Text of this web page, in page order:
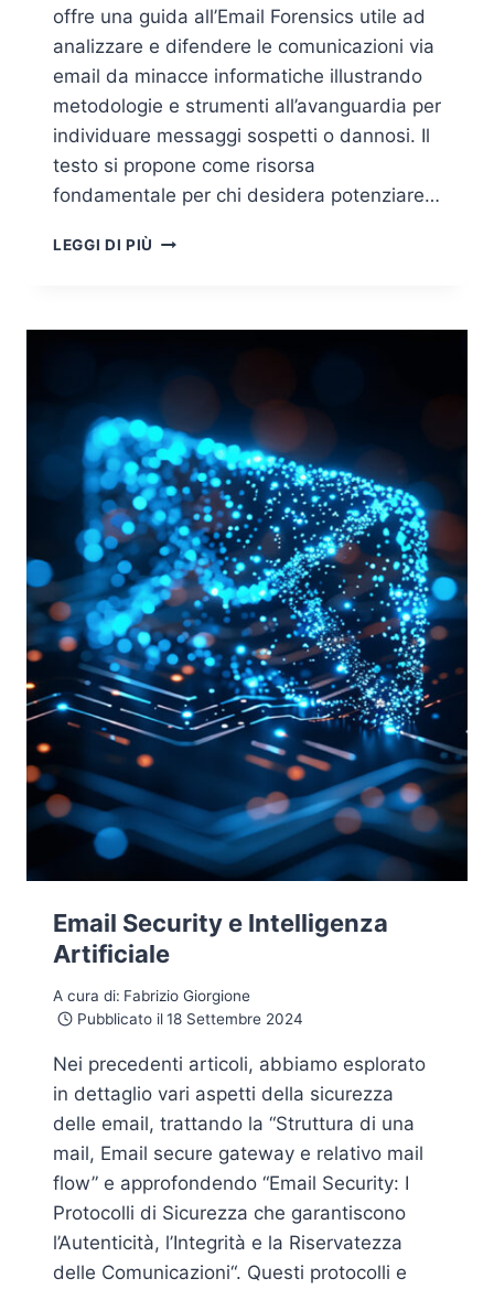
offre una guida all’Email Forensics utile ad
analizzare e difendere le comunicazioni via
email da minacce informatiche illustrando
metodologie e strumenti all’avanguardia per
individuare messaggi sospetti o dannosi. Il
testo si propone come risorsa
fondamentale per chi desidera potenziare…
LEGGI DI PIÙ EMAIL
EMAIL
TOOL
DI
ANALISI
Email Security e Intelligenza
Artificiale
A cura di: Fabrizio Giorgione
Pubblicato il 18 Settembre 2024
Nei precedenti articoli, abbiamo esplorato
in dettaglio vari aspetti della sicurezza
delle email, trattando la “Struttura di una
mail, Email secure gateway e relativo mail
flow” e approfondendo “Email Security: I
Protocolli di Sicurezza che garantiscono
l’Autenticità, l’Integrità e la Riservatezza
delle Comunicazioni“. Questi protocolli e